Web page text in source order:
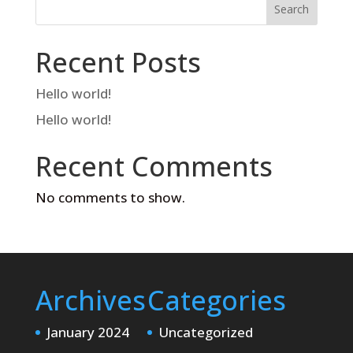
Search
Recent Posts
Hello world!
Hello world!
Recent Comments
No comments to show.
Archives
January 2024
Categories
Uncategorized